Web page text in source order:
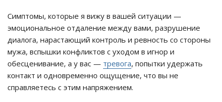
Симптомы, которые я вижу в вашей ситуации —
эмоциональное отдаление между вами, разрушение
диалога, нарастающий контроль и ревность со стороны
мужа, вспышки конфликтов с уходом в игнор и
обесценивание, а у вас — тревога, попытки удержать
контакт и одновременно ощущение, что вы не
справляетесь с этим напряжением.